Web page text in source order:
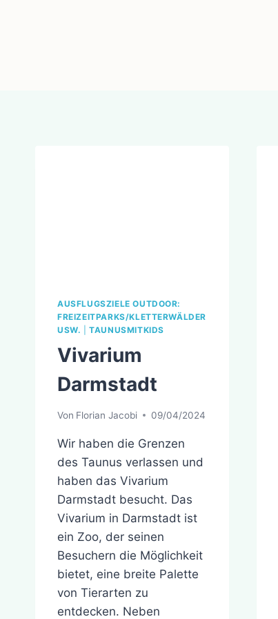
AUSFLUGSZIELE OUTDOOR:
FREIZEITPARKS/KLETTERWÄLDER
USW. |TAUNUSMITKIDS
Vivarium
Darmstadt
Von Florian Jacobi 09/04/2024
Wir haben die Grenzen
des Taunus verlassen und
haben das Vivarium
Darmstadt besucht. Das
Vivarium in Darmstadt ist
ein Zoo, der seinen
Besuchern die Möglichkeit
bietet, eine breite Palette
von Tierarten zu
entdecken. Neben